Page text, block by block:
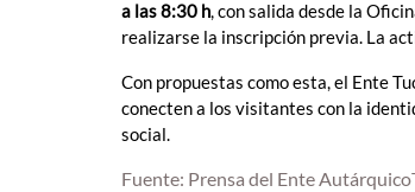
a las 8:30 h, con salida desde la
realizarse la inscripción previa. La
Con propuestas como esta, el Ente
conecten a los visitantes con la
social.
Fuente: Prensa del Ente